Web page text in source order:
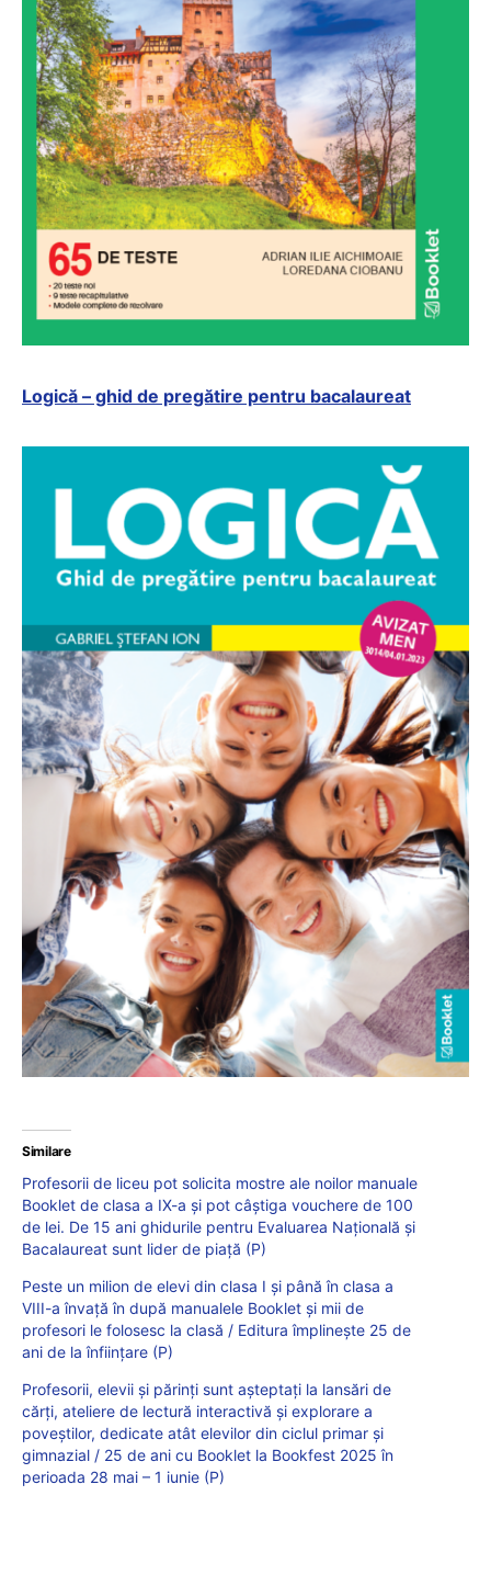
Logică – ghid de pregătire pentru bacalaureat
Similare
Profesorii de liceu pot solicita mostre ale noilor manuale
Booklet de clasa a IX-a și pot câștiga vouchere de 100
de lei. De 15 ani ghidurile pentru Evaluarea Națională și
Bacalaureat sunt lider de piață (P)
Peste un milion de elevi din clasa I și până în clasa a
VIII-a învață în după manualele Booklet și mii de
profesori le folosesc la clasă / Editura împlinește 25 de
ani de la înființare (P)
Profesorii, elevii și părinți sunt așteptați la lansări de
cărți, ateliere de lectură interactivă și explorare a
poveștilor, dedicate atât elevilor din ciclul primar și
gimnazial / 25 de ani cu Booklet la Bookfest 2025 în
perioada 28 mai – 1 iunie (P)